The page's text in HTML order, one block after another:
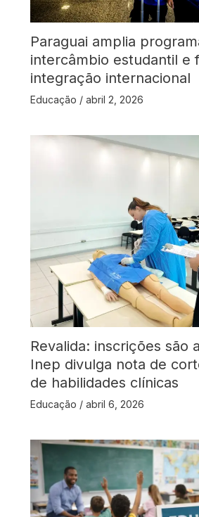
Paraguai amplia
intercâmbio estudantil e
integração internacional
Educação / abril 2, 2026
Revalida: inscrições são
Inep divulga nota de
de habilidades clínicas
Educação / abril 6, 2026